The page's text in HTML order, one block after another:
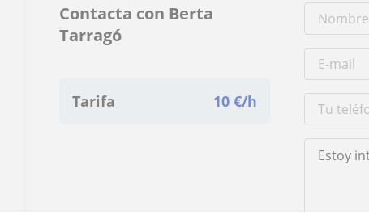
Contacta con Berta
Tarragó
Tarifa 10 €/h